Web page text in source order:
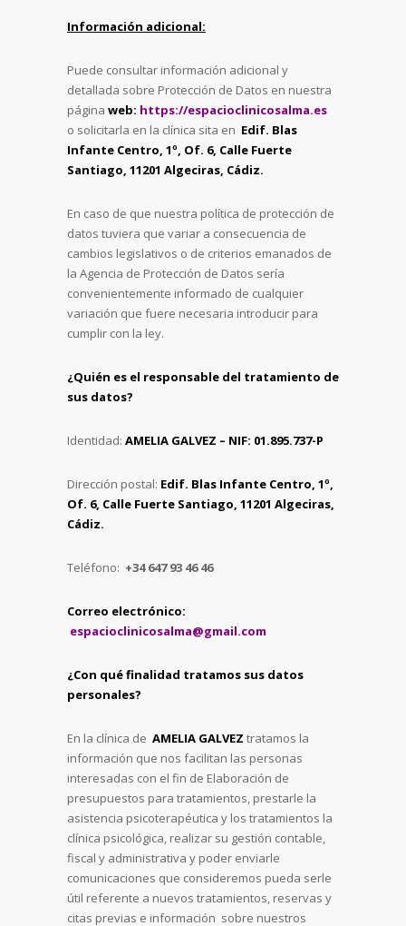
Información adicional:
Puede consultar información adicional y
detallada sobre Protección de Datos en nuestra
página web: https://espacioclinicosalma.es
o solicitarla en la clínica sita en Edif. Blas
Infante Centro, 1º, Of. 6, Calle Fuerte
Santiago, 11201 Algeciras, Cádiz.
En caso de que nuestra política de protección de
datos tuviera que variar a consecuencia de
cambios legislativos o de criterios emanados de
la Agencia de Protección de Datos sería
convenientemente informado de cualquier
variación que fuere necesaria introducir para
cumplir con la ley.
¿Quién es el responsable del tratamiento de
sus datos?
Identidad: AMELIA GALVEZ – NIF: 01.895.737-P
Dirección postal: Edif. Blas Infante Centro, 1º,
Of. 6, Calle Fuerte Santiago, 11201 Algeciras,
Cádiz.
Teléfono: +34 647 93 46 46
Correo electrónico:
espacioclinicosalma@gmail.com
¿Con qué finalidad tratamos sus datos
personales?
En la clínica de AMELIA GALVEZ tratamos la
información que nos facilitan las personas
interesadas con el fin de Elaboración de
presupuestos para tratamientos, prestarle la
asistencia psicoterapéutica y los tratamientos la
clínica psicológica, realizar su gestión contable,
fiscal y administrativa y poder enviarle
comunicaciones que consideremos pueda serle
útil referente a nuevos tratamientos, reservas y
citas previas e información sobre nuestros